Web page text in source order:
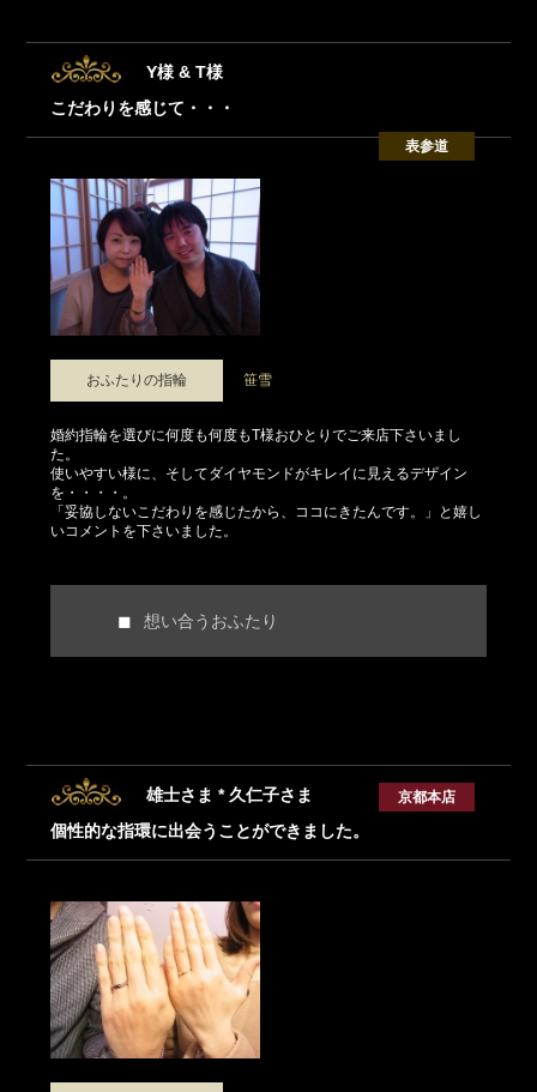
Y様 & T様
こだわりを感じて・・・
表参道
おふたりの指輪 笹雪
婚約指輪を選びに何度も何度もT様おひとりでご来店下さいまし
た。
使いやすい様に、そしてダイヤモンドがキレイに見えるデザイン
を・・・・。
「妥協しないこだわりを感じたから、ココにきたんです。」と嬉し
いコメントを下さいました。
想い合うおふたり
雄士さま * 久仁子さま
個性的な指環に出会うことができました。
京都本店